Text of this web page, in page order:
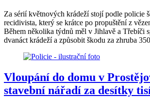
Za sérií květnových krádeží stojí podle policie
recidivista, který se krátce po propuštění z
Během několika týdnů měl v Jihlavě a Třebíči
dvanáct krádeží a způsobit škodu za zhruba
Vloupání do domu v
stavební nářadí za desítky